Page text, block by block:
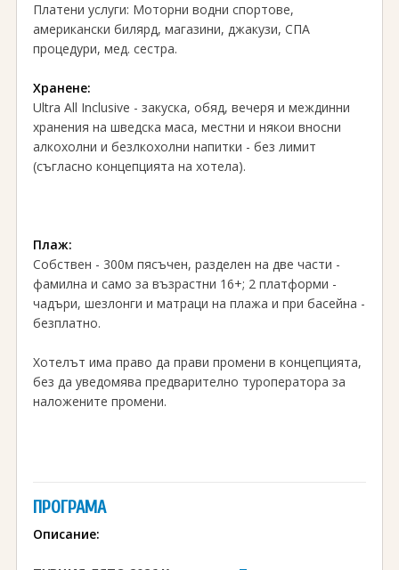
Платени услуги: Моторни водни спортове,
американски билярд, магазини, джакузи, СПА
процедури, мед. сестра.
Хранене:
Ultra All Inclusive - закуска, обяд, вечеря и междинни
хранения на шведска маса, местни и някои вносни
алкохолни и безлкохолни напитки - без лимит
(съгласно концепцията на хотела).
Плаж:
Собствен - 300м пясъчен, разделен на две части -
фамилна и само за възрастни 16+; 2 платформи -
чадъри, шезлонги и матраци на плажа и при басейна -
безплатно.
Хотелът има право да прави промени в концепцията,
без да уведомява предварително туроператора за
наложените промени.
ПРОГРАМА
Описание: